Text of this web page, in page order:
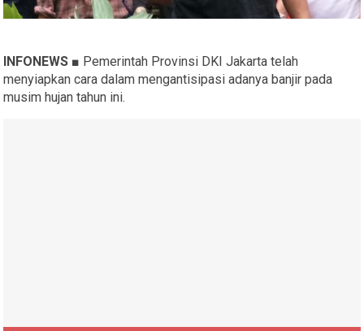
INFONEWS ■ Pemerintah Provinsi DKI Jakarta telah
menyiapkan cara dalam mengantisipasi adanya banjir pada
musim hujan tahun ini.